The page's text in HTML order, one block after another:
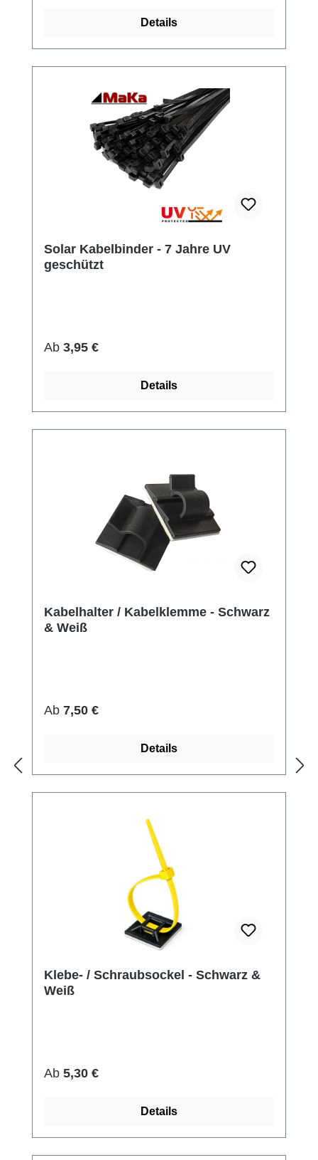
Details
Solar Kabelbinder - 7 Jahre UV
geschützt
Regulärer Preis:
Ab 3,95 €
Details
Kabelhalter / Kabelklemme - Schwarz
& Weiß
Regulärer Preis:
Ab 7,50 €
Details
Klebe- / Schraubsockel - Schwarz &
Weiß
Regulärer Preis:
Ab 5,30 €
Details